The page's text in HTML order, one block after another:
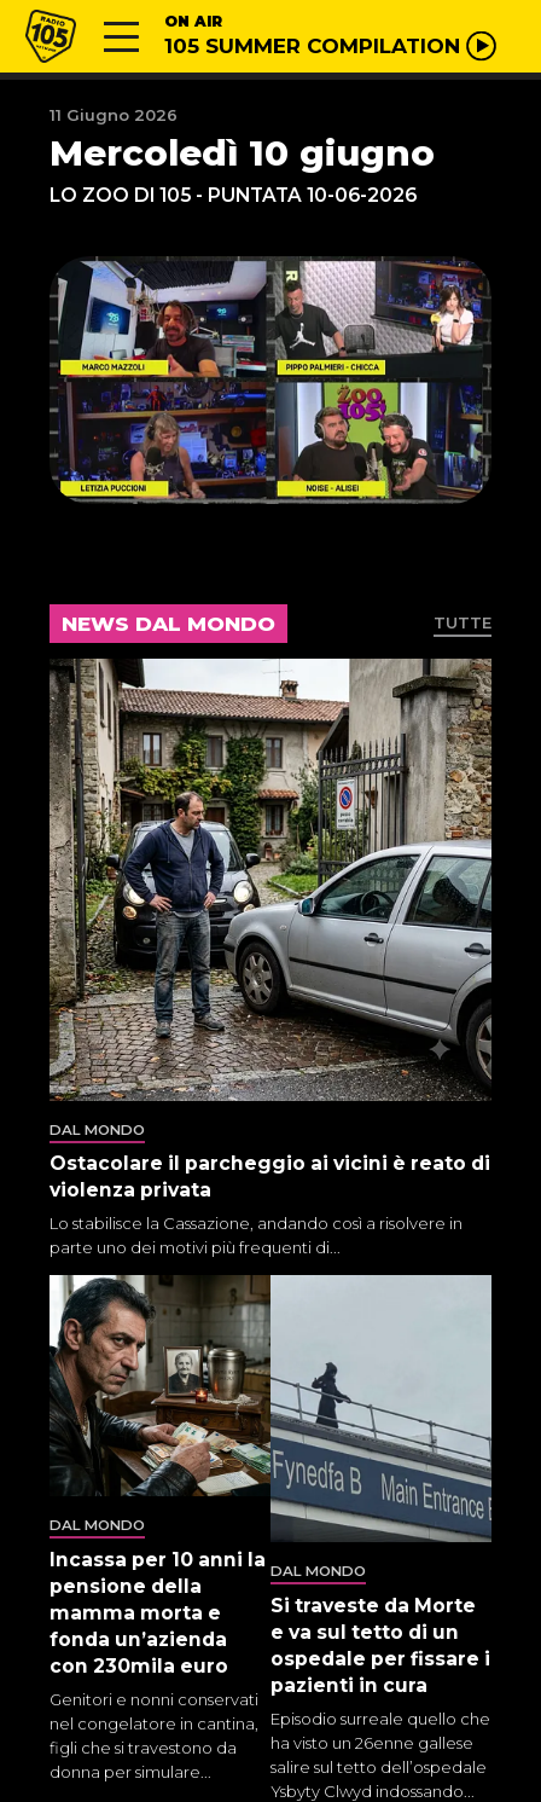
Vai al contenuto
Radio 105 ON AIR
105 SUMMER COMPILATION
11 Giugno 2026
Mercoledì 10 giugno
LO ZOO DI 105 - PUNTATA 10-06-2026
NEWS DAL MONDO TUTTE
DAL MONDO
Ostacolare il parcheggio ai vicini è reato di
violenza privata
Lo stabilisce la Cassazione, andando così a risolvere in
parte uno dei motivi più frequenti di...
DAL MONDO
Incassa per 10 anni la
pensione della
mamma morta e
fonda un’azienda
con 230mila euro
Genitori e nonni conservati
nel congelatore in cantina,
figli che si travestono da
donna per simulare...
DAL MONDO
Si traveste da Morte
e va sul tetto di un
ospedale per fissare i
pazienti in cura
Episodio surreale quello che
ha visto un 26enne gallese
salire sul tetto dell’ospedale
Ysbyty Clwyd indossando...